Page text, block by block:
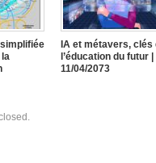
la
IA et métavers, clés
l’éducation du futur |
11/04/2073